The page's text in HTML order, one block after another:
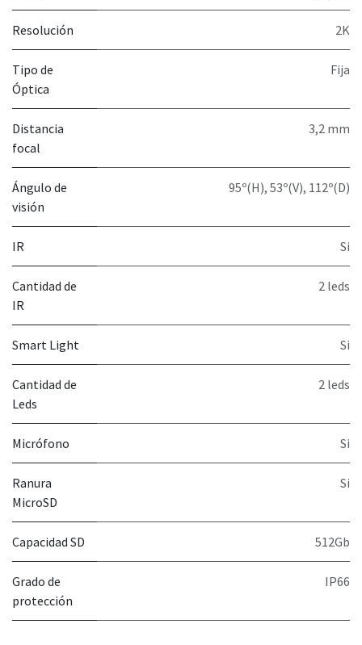
Resolución 2K
Tipo de
Óptica
Fija
Distancia
focal
3,2 mm
Ángulo de
visión
95º(H), 53º(V), 112º(D)
IR Si
Cantidad de
IR
2 leds
Smart Light Si
Cantidad de
Leds
2 leds
Micrófono Si
Ranura
MicroSD
Si
Capacidad SD 512Gb
Grado de
protección
IP66